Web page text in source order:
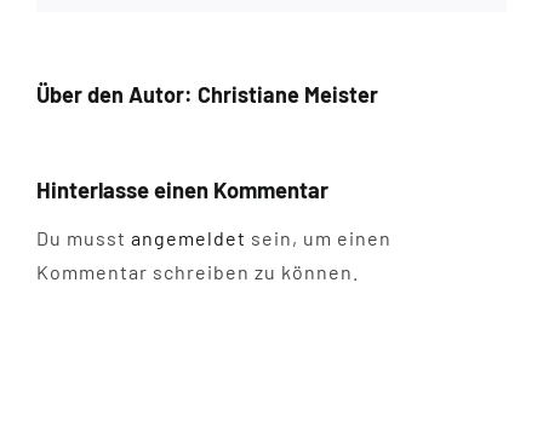
Über den Autor: Christiane Meister
Hinterlasse einen Kommentar
Du musst angemeldet sein, um einen
Kommentar schreiben zu können.